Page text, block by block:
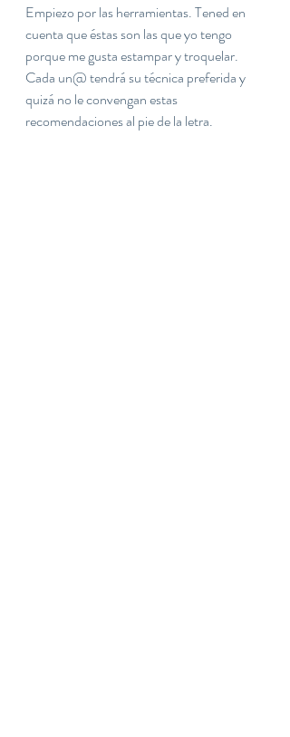
Empiezo por las herramientas. Tened en
cuenta que éstas son las que yo tengo
porque me gusta estampar y troquelar.
Cada un@ tendrá su técnica preferida y
quizá no le convengan estas
recomendaciones al pie de la letra.